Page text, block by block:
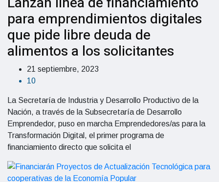
para emprendimientos digitales
que pide libre deuda de
alimentos a los solicitantes
21 septiembre, 2023
10
La Secretaría de Industria y Desarrollo Productivo de la
Nación, a través de la Subsecretaría de Desarrollo
Emprendedor, puso en marcha Emprendedores/as para la
Transformación Digital, el primer programa de
financiamiento directo que solicita el